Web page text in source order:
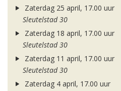
Zaterdag 25 april, 17.00 uur
Sleutelstad 30
Zaterdag 18 april, 17.00 uur
Sleutelstad 30
Zaterdag 11 april, 17.00 uur
Sleutelstad 30
Zaterdag 4 april, 17.00 uur